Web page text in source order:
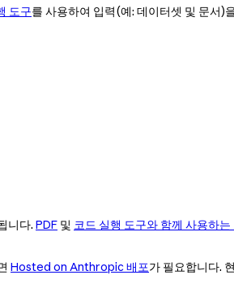
도구를 사용하여 입력(예: 데이터셋 및 문서)
니다. PDF 및 코드 실행 도구와 함께 사용하는
Hosted on Anthropic 배포가 필요합니다.